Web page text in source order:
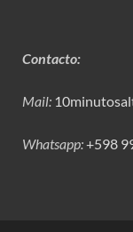
Contacto:
Mail:
Whatsapp:+598